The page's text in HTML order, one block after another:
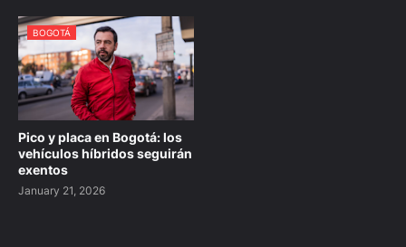
BOGOTÁ
Pico y placa en Bogotá: los
vehículos híbridos seguirán
exentos
January 21, 2026